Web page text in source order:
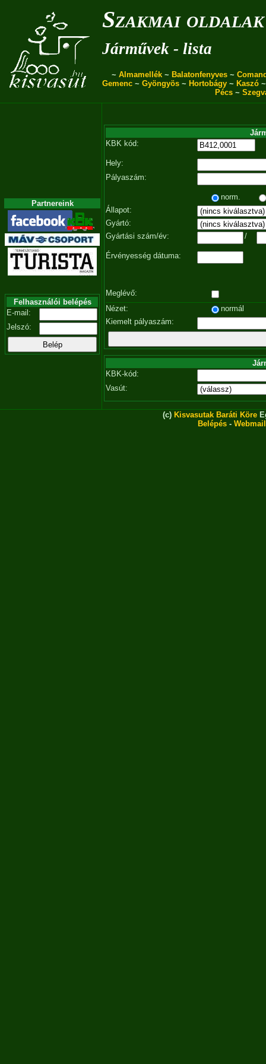
Szakmai oldalak
Járművek - lista
~ Almamellék ~ Balatonfenyves ~
Gemenc ~ Gyöngyös ~ Hortobágy ~ Kaszó
Pécs ~
Partnereink
Felhasználói belépés
E-mail:
Jelszó:
KBK kód:
Hely:
Pályaszám:
norm.
Állapot:
Gyártó:
Gyártási szám/év:
/
Érvényesség dátuma:
Meglévő:
Nézet:
normál
Kiemelt pályaszám:
KBK-kód:
Vasút:
(c) Kisvasutak Baráti Köre
Belépés - Webmail